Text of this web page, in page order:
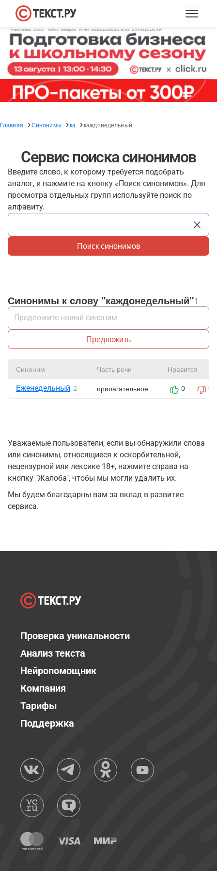
Главная Синонимы ка каждонедельный
Сервис поиска синонимов
Введите слово, к которому требуется подобрать
аналог, и нажмите на кнопку «Поиск синонимов». Для
просмотра отдельных групп используйте поиск по
алфавиту.
Поиск синонимов
Синонимы к слову "каждонедельный"1
Предложить
Синоним Часть речи Нравится
Еженедельный 2 прилагательное 0 0
Уважаемые пользователи, если вы обнаружили слова
или синонимы, относящиеся к оскорбительной,
нецензурной или лексике 18+, нажмите справа на
кнопку "Жалоба", чтобы мы могли удалить их.
Мы будем благодарны вам за вклад в развитие
сервиса.
Проверка уникальности
Анализ текста
Нейропомощник
Компания
Тарифы
Поддержка